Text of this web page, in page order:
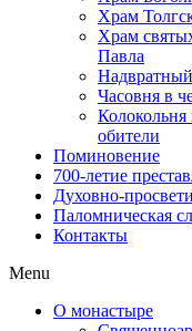
Храм
Храм
Павла
Часовня в
обители
Поминовение
700-летие
Духовно-
Паломническая
Контакты
Menu
О монастыре